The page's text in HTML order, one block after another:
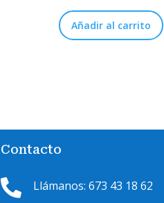
Añadir al carrito
Contacto
 Llámanos: 673 43 18 62